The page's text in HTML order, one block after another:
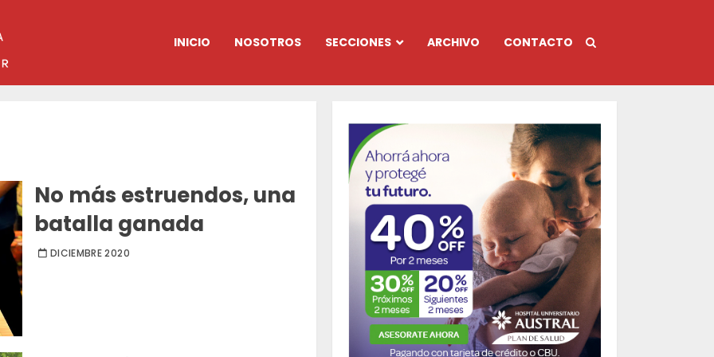
INICIO NOSOTROS SECCIONES ARCHIVO CONTACTO
No más estruendos, una
batalla ganada
DICIEMBRE 2020